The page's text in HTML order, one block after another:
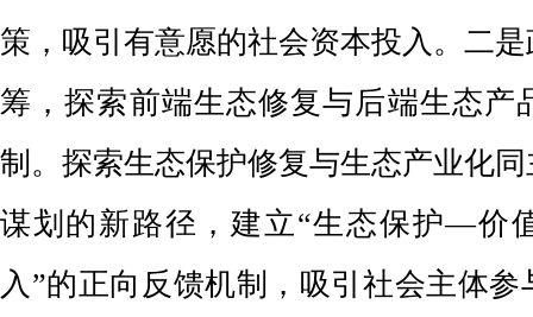
策，吸引有意愿的社会资本投入。二
筹，探索前端生态修复与后端生态产
制。探索生态保护修复与生态产业化
谋划的新路径，建立“生态保护—价
入”的正向反馈机制，吸引社会主体